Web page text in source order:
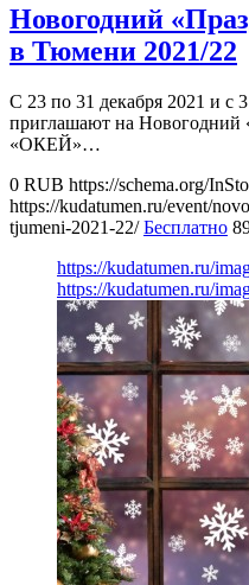
Новогодний
в Тюмени 2021/22
С 23 по 31 декабря 2021 и с
приглашают на Новогодний
«ОКЕЙ»…
0 RUB https://schema.org/
https://kudatumen.ru/event/
tjumeni-2021-22/ Бесплатно
https://kudatumen.ru/
https://kudatumen.ru/